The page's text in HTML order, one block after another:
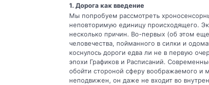
1. Дорога как введение
Мы попробуем рассмотреть
неповторимую единицу проис­ходящего.
несколько причин. Во-первых (об этом
человече­ства, пойманного в силки и
коснулось дороги едва ли не в первую
эпохи Графиков и Расписа­ний.
обойти стороной сферу воображаемого и
неподвижен, он даже не входит во